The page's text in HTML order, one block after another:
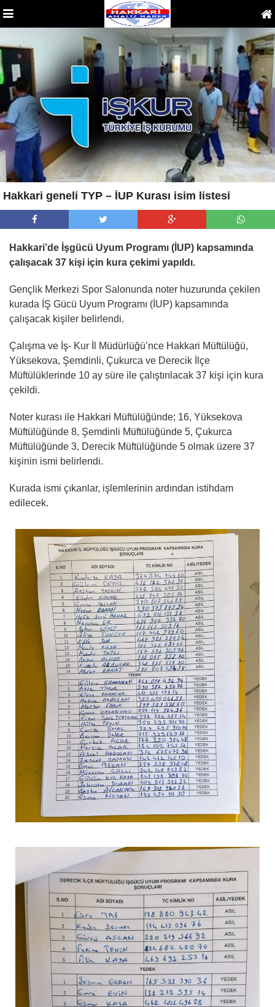
Hakkari geneli TYP – İUP Kurası isim listesi
Hakkari’de İşgücü Uyum Programı (İUP) kapsamında
çalışacak 37 kişi için kura çekimi yapıldı.
Gençlik Merkezi Spor Salonunda noter huzurunda çekilen
kurada İŞ Gücü Uyum Programı (İUP) kapsamında
çalışacak kişiler belirlendi.
Çalışma ve İş- Kur İl Müdürlüğü’nce Hakkari Müftülüğü,
Yüksekova, Şemdinli, Çukurca ve Derecik İlçe
Müftülüklerinde 10 ay süre ile çalıştırılacak 37 kişi için kura
çekildi.
Noter kurası ile Hakkari Müftülüğünde; 16, Yüksekova
Müftülüğünde 8, Şemdinli Müftülüğünde 5, Çukurca
Müftülüğünde 3, Derecik Müftülüğünde 5 olmak üzere 37
kişinin ismi belirlendi.
Kurada ismi çıkanlar, işlemlerinin ardından istihdam
edilecek.